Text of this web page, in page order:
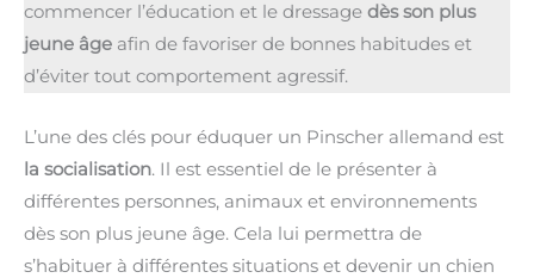
commencer l’éducation et le dressage dès son plus
jeune âge afin de favoriser de bonnes habitudes et
d’éviter tout comportement agressif.
L’une des clés pour éduquer un Pinscher allemand est
la socialisation. Il est essentiel de le présenter à
différentes personnes, animaux et environnements
dès son plus jeune âge. Cela lui permettra de
s’habituer à différentes situations et devenir un chien